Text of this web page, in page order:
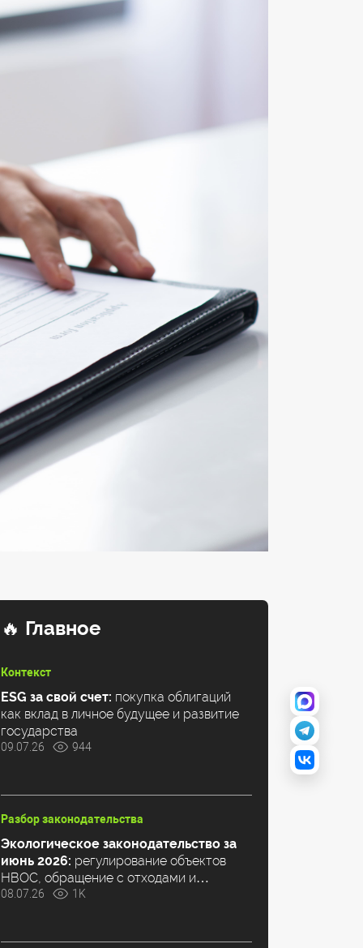
🔥 Главное
Контекст
ESG за свой счет: покупка облигаций
как вклад в личное будущее и развитие
государства
09.07.26 944
Разбор законодательства
Экологическое законодательство за
июнь 2026: регулирование объектов
НВОС, обращение с отходами и
климатическая повестка
08.07.26 1K